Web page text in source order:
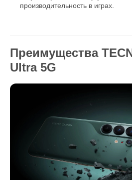
производительность в играх.
Преимущества
Ultra 5G